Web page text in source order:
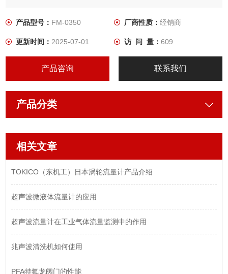
产品型号： FM-0350 厂商性质： 经销商
更新时间：2025-07-01 访 问 量： 609
产品咨询 联系我们
产品分类
相关文章
TOKICO（东机工）日本涡轮流量计产品介绍
超声波微液体流量计的应用
超声波流量计在工业气体流量监测中的作用
兆声波清洗机如何使用
PFA特氟龙阀门的性能